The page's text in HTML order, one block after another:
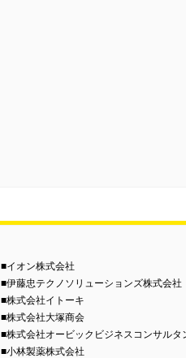
■イオン株式会社
■伊藤忠テクノソリューションズ株式会社
■株式会社イトーキ
■株式会社大塚商会
■株式会社オービックビジネスコンサル
■小林製薬株式会社